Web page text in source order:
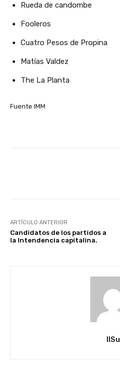
Rueda de candombe
Fooleros
Cuatro Pesos de Propina
Matías Valdez
The La Planta
Fuente IMM
ARTÍCULO ANTERIOR
Candidatos de los partidos a
la Intendencia capitalina.
IlSu